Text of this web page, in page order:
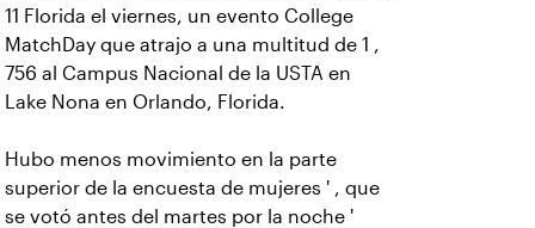
11 Florida el viernes, un evento College
MatchDay que atrajo a una multitud de 1 ,
756 al Campus Nacional de la USTA en
Lake Nona en Orlando, Florida.
Hubo menos movimiento en la parte
superior de la encuesta de mujeres ' , que
se votó antes del martes por la noche '